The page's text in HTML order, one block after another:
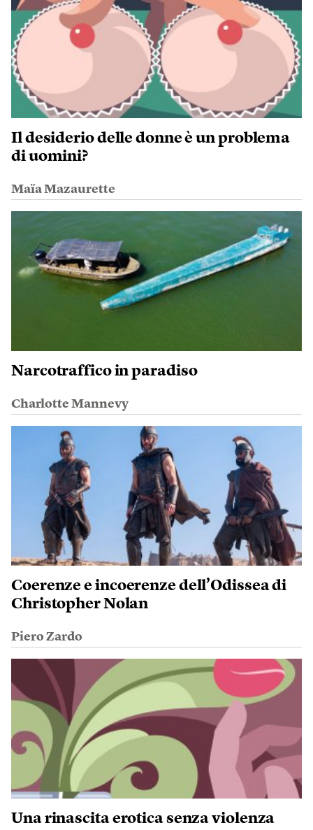
Il desiderio delle donne è un problema
di uomini?
Maïa Mazaurette
Narcotraffico in paradiso
Charlotte Mannevy
Coerenze e incoerenze dell’Odissea di
Christopher Nolan
Piero Zardo
Una rinascita erotica senza violenza